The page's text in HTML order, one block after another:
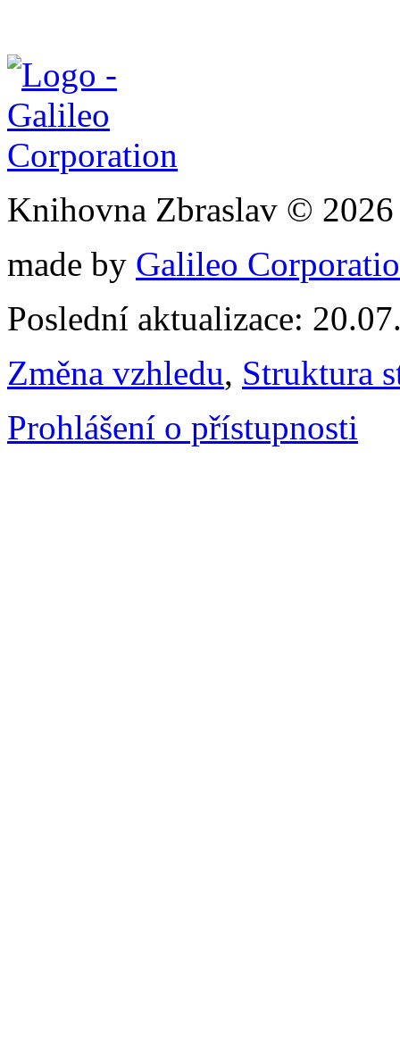
Knihovna Zbraslav © 2026
made by Galileo
Poslední aktualizace:
Změna vzhledu, Struktura
Prohlášení o přístupnosti